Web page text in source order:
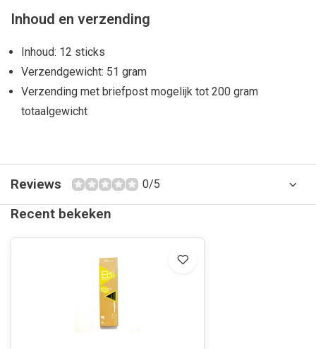
Inhoud en verzending
Inhoud: 12 sticks
Verzendgewicht: 51 gram
Verzending met briefpost mogelijk tot 200 gram
totaalgewicht
Reviews 0/5
Recent bekeken